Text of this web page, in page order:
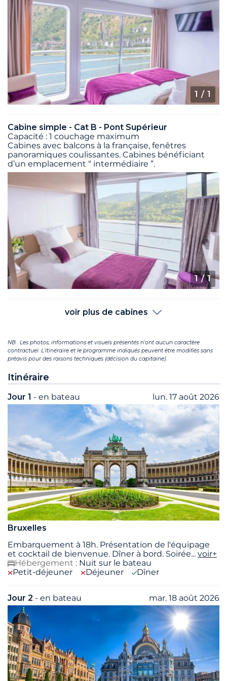
1 / 1
Cabine simple - Cat B - Pont Supérieur
Capacité : 1 couchage maximum
Cabines avec balcons à la française, fenêtres
panoramiques coulissantes. Cabines bénéficiant
d’un emplacement “ intermédiaire ”.
1/ 1
voir plus de cabines
NB : Les photos, informations et visuels présentés n’ont aucun caractère
contractuel. L’itinéraire et le programme indiqués peuvent être modifiés sans
préavis pour des raisons techniques (décision du capitaine).
Itinéraire
Jour 1 - en bateau lun. 17 août 2026
Bruxelles
Embarquement à 18h. Présentation de l'équipage
et cocktail de bienvenue. Dîner à bord. Soirée... voir+
Hébergement : Nuit sur le bateau
Petit-déjeuner
Déjeuner Dîner
Jour 2 - en bateau mar. 18 août 2026